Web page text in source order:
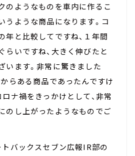
のようなものを車内に作るこ
うような商品になります。コ
年と比較してですね、１年間
らいですね、大きく伸びたと
います。非常に驚きました
からある商品であったんですけ
ロナ禍をきっかけとして、非常
のし上がったようなものでご
トバックスセブン広報IR部の